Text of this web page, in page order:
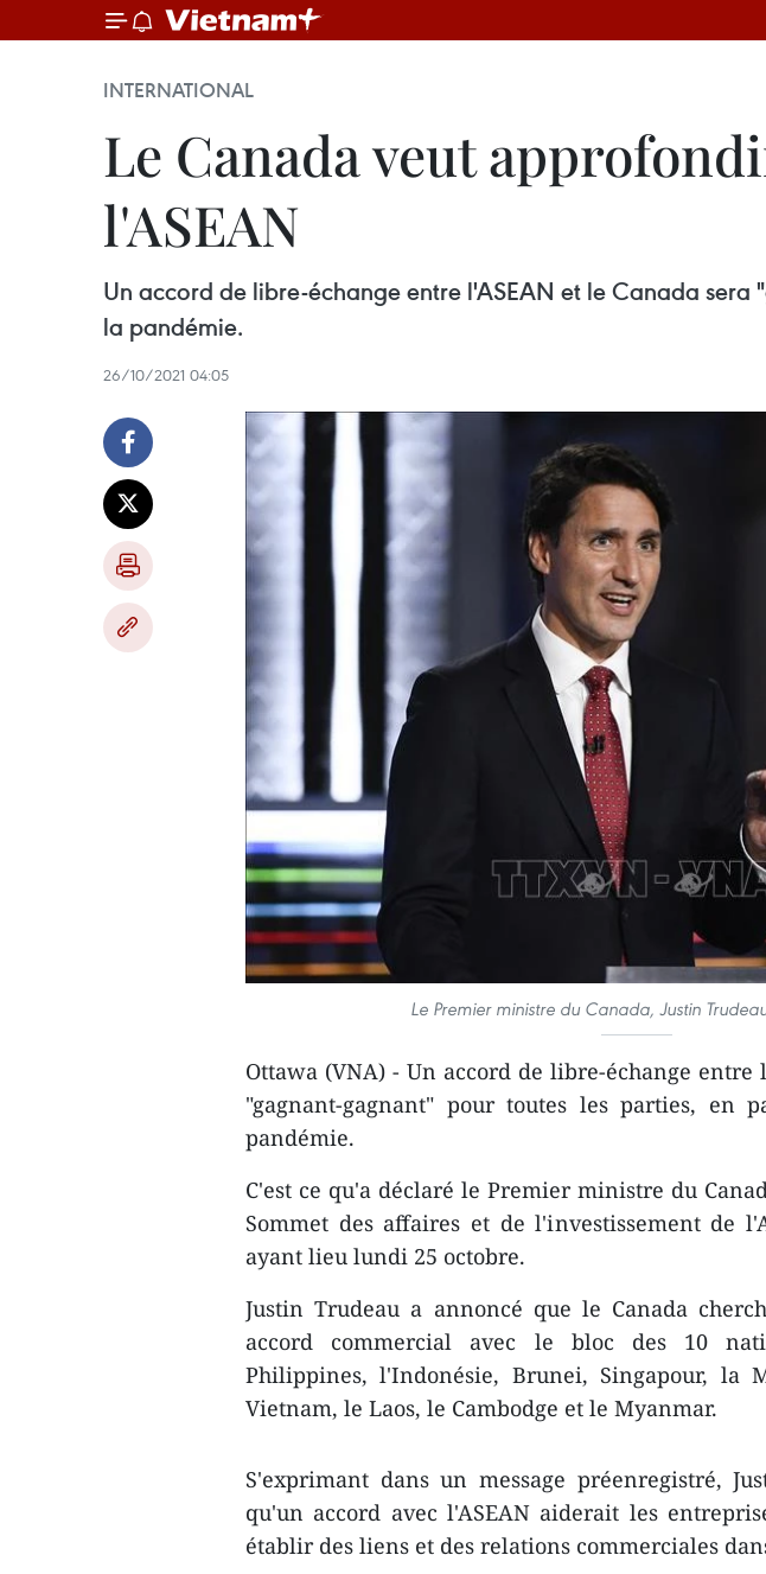
INTERNATIONAL
Le Canada veut
l'ASEAN
Un accord de libre-échange entre l'ASEAN et le Canada
la pandémie.
26/10/2021 04:05
Le Premier ministre du Canada, Justin
Ottawa (VNA) - Un accord de libre-échange entre
"gagnant-gagnant" pour toutes les parties, en
pandémie.
C'est ce qu'a déclaré le Premier ministre du
Sommet des affaires et de l'investissement de
ayant lieu lundi 25 octobre.
Justin Trudeau a annoncé que le Canada
accord commercial avec le bloc des 10
Philippines, l'Indonésie, Brunei, Singapour, la
Vietnam, le Laos, le Cambodge et le Myanmar.
S'exprimant dans un message préenregistré,
qu'un accord avec l'ASEAN aiderait les
établir des liens et des relations commerciales